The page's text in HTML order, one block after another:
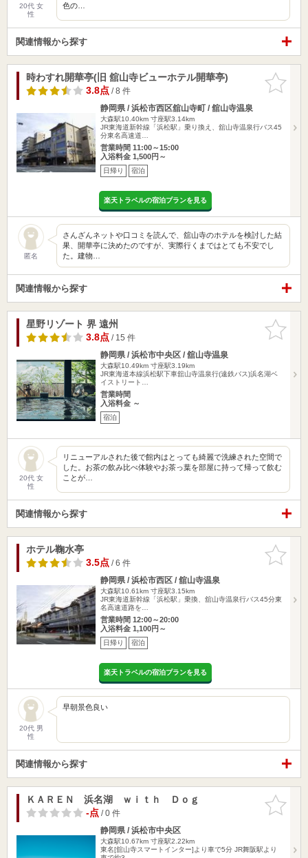
20代 女
性
色の…
関連情報から探す
お気に入
りに追加
時わすれ開華亭(旧 舘山寺ビューホテル開華亭)
3.8点/ 8 件
静岡県 / 浜松市西区舘山寺町 / 舘山寺温泉
大森駅10.40km 寸座駅3.14km
JR東海道新幹線「浜松駅」乗り換え、舘山寺温泉行バス45
分東名高速道…
営業時間 11:00～15:00
入浴料金 1,500円～
日帰り 宿泊
楽天トラベルの宿泊プランを見る
匿名
さんざんネットや口コミを読んで、舘山寺のホテルを検討した結
果、開華亭に決めたのですが、実際行くまではとても不安でし
た。建物…
関連情報から探す
お気に入
りに追加
星野リゾート 界 遠州
3.8点/ 15 件
静岡県 / 浜松市中央区 / 舘山寺温泉
大森駅10.49km 寸座駅3.19km
JR東海道本線浜松駅下車舘山寺温泉行(遠鉄バス)浜名湖ベ
イストリート…
営業時間
入浴料金 ～
宿泊
20代 女
性
リニューアルされた後で館内はとっても綺麗で洗練された空間で
した。お茶の飲み比べ体験やお茶っ葉を部屋に持って帰って飲む
ことが…
関連情報から探す
お気に入
りに追加
ホテル鞠水亭
3.5点/ 6 件
静岡県 / 浜松市西区 / 舘山寺温泉
大森駅10.61km 寸座駅3.15km
JR東海道新幹線「浜松駅」乗換、舘山寺温泉行バス45分東
名高速道路を…
営業時間 12:00～20:00
入浴料金 1,100円～
日帰り 宿泊
楽天トラベルの宿泊プランを見る
20代 男
性
早朝景色良い
関連情報から探す
お気に入
りに追加
ＫＡＲＥＮ 浜名湖 ｗｉｔｈ Ｄｏｇ
-点/ 0 件
静岡県 / 浜松市中央区
大森駅10.67km 寸座駅2.22km
東名[舘山寺スマートインター]より車で5分 JR舞阪駅より